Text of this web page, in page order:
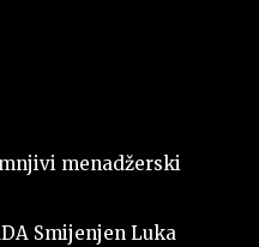
menadžerski
Smijenjen Luka